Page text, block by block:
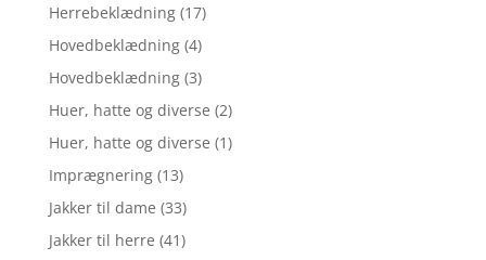
Herrebeklædning (17)
Hovedbeklædning (4)
Hovedbeklædning (3)
Huer, hatte og diverse (2)
Huer, hatte og diverse (1)
Imprægnering (13)
Jakker til dame (33)
Jakker til herre (41)